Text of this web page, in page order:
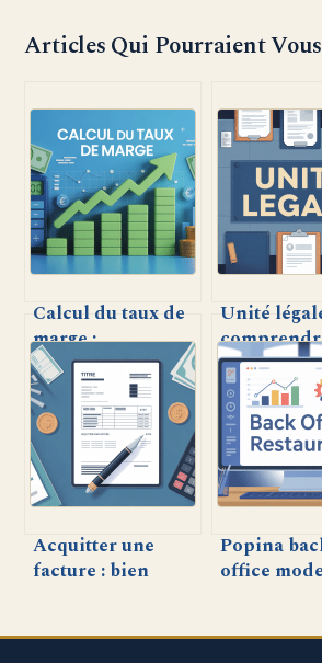
Articles Qui Pourraient
Calcul du taux de
marge :
comprendre,
appliquer et
optimiser cette
donnée clé
Unité
rôle
identifiant
vie des
entreprises
Acquitter une
facture : bien
éviter les erreurs
Popina
office mode
en toute